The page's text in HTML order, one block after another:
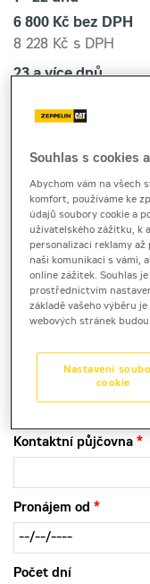
6 800 Kč bez DPH
8 228 Kč s DPH
23 a více dnů
6 534 Kč s DPH
Kauce
Teleskopický
zapůjčení pro
všestranného
Kontaktní půjčovna
Pronájem od
Počet dní
Souhlas s cookies
Abychom vám na všech
komfort, používáme ke
údajů soubory cookie a
uživatelského zážitku, k
personalizaci reklamy
naši komunikaci s vámi,
online zážitek. Souhlas
prostřednictvím
základě vašeho výběru
webových stránek
Nastavení
cookie